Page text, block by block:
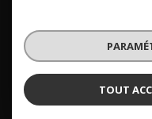
© 2026 | Tous droits
TOUT